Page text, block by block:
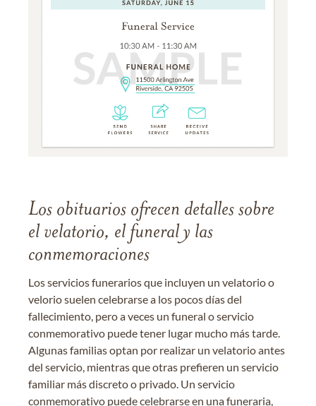
Los obituarios ofrecen detalles sobre
el velatorio, el funeral y las
conmemoraciones
Los servicios funerarios que incluyen un velatorio o
velorio suelen celebrarse a los pocos días del
fallecimiento, pero a veces un funeral o servicio
conmemorativo puede tener lugar mucho más tarde.
Algunas familias optan por realizar un velatorio antes
del servicio, mientras que otras prefieren un servicio
familiar más discreto o privado. Un servicio
conmemorativo puede celebrarse en una funeraria,